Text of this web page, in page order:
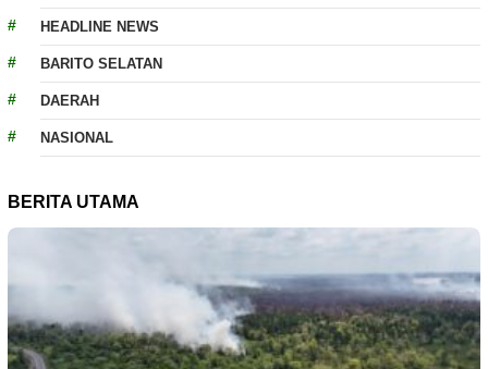
HEADLINE NEWS
BARITO SELATAN
DAERAH
NASIONAL
BERITA UTAMA